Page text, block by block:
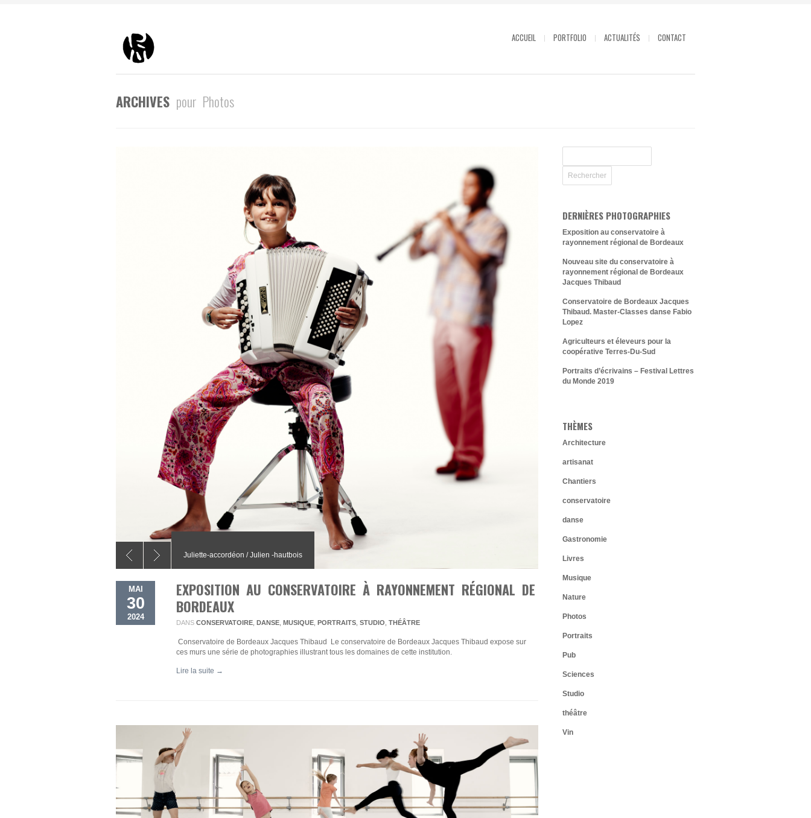
ACCUEIL PORTFOLIO ACTUALITÉS CONTACT
ARCHIVES pour Photos
Juliette-accordéon / Julien -hautbois
Anna-contrebasse / Gemma - danse contemporaine
MAI
30
2024
EXPOSITION AU CONSERVATOIRE À RAYONNEMENT RÉGIONAL DE
BORDEAUX
DANS CONSERVATOIRE DANSE MUSIQUE PORTRAITS STUDIO THÉÂTRE
Conservatoire de Bordeaux Jacques Thibaud Le conservatoire de Bordeaux Jacques Thibaud expose sur
ces murs une série de photographies illustrant tous les domaines de cette institution.
Lire la suite →
DERNIÈRES PHOTOGRAPHIES
Exposition au conservatoire à
rayonnement régional de Bordeaux
Nouveau site du conservatoire à
rayonnement régional de Bordeaux
Jacques Thibaud
Conservatoire de Bordeaux Jacques
Thibaud. Master-Classes danse Fabio
Lopez
Agriculteurs et éleveurs pour la
coopérative Terres-Du-Sud
Portraits d’écrivains – Festival Lettres
du Monde 2019
THÈMES
Architecture
artisanat
Chantiers
conservatoire
danse
Gastronomie
Livres
Musique
Nature
Photos
Portraits
Pub
Sciences
Studio
théâtre
Vin